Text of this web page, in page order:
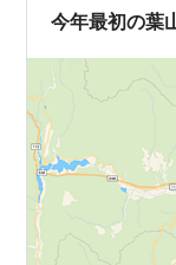
今年最初の葉